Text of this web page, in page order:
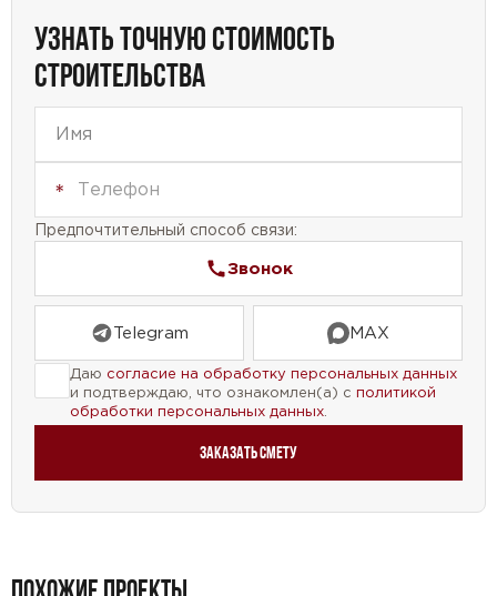
УЗНАТЬ ТОЧНУЮ СТОИМОСТЬ
СТРОИТЕЛЬСТВА
Предпочтительный способ связи:
Звонок
Telegram MAX
Даю согласие на обработку персональных данных
и подтверждаю, что ознакомлен(а) с политикой
обработки персональных данных
Заказать смету